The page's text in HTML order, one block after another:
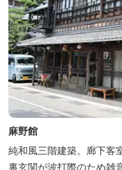
麻野館
純和風三階建築。廊下客
裏玄関が波打際のため雑